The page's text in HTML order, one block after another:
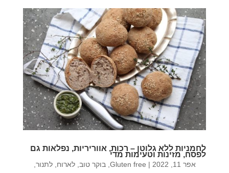
לחמניות ללא גלוטן – רכות, אווריריות, נפלאות גם
לפסח, מזינות וטעימות מדי
אפר 11, 2022 |
Gluten free בוקר טוב ,לארוח ,לתנור